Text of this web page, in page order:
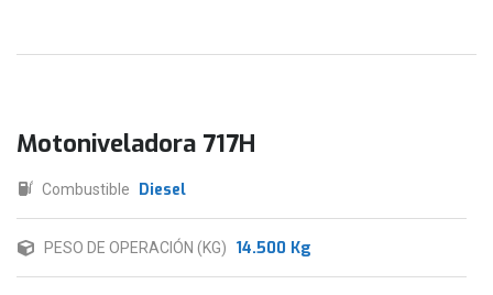
Motoniveladora 717H
Combustible Diesel
PESO DE OPERACIÓN (KG) 14.500 Kg